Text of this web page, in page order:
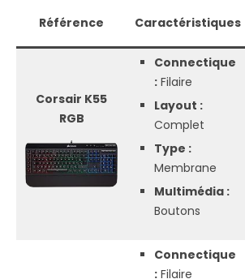
Référence Caractéristiques
Corsair K55
RGB
Connectique
: Filaire
Layout :
Complet
Type :
Membrane
Multimédia :
Boutons
Connectique
: Filaire